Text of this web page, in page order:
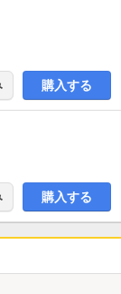
購入する
購入する